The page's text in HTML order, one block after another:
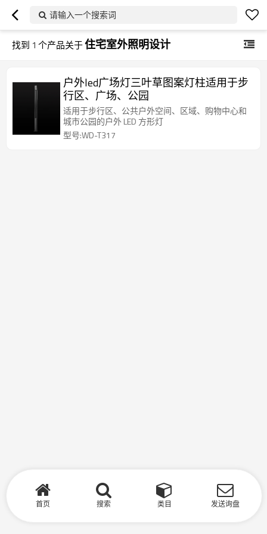
请输入一个搜索词
找到 1 个产品关于住宅室外照明设计
户外led广场灯三叶草图案灯柱适用于步
行区、广场、公园
适用于步行区、公共户外空间、区域、购物中心和
城市公园的户外 LED 方形灯
型号:WD-T317
首页 搜索 类目 发送询盘